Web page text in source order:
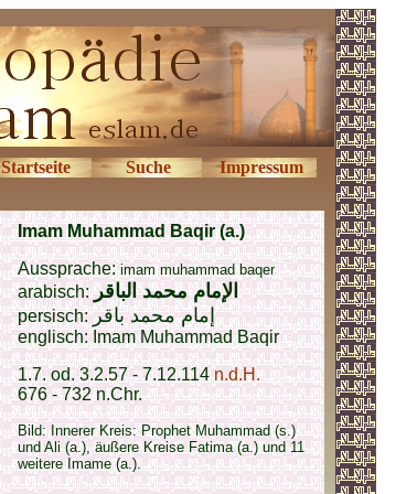
Startseite Suche Impressum
Imam Muhammad Baqir (a.)
Aussprache:imam muhammad baqer
arabisch:الإمام محمد الباقر
persisch:إمام محمد باقر
englisch: Imam Muhammad Baqir
1.7. od. 3.2.57 - 7.12.114n.d.H.
676 - 732 n.Chr.
Bild: Innerer Kreis: Prophet Muhammad (s.)
und Ali (a.), äußere Kreise Fatima (a.) und 11
weitere Imame (a.).